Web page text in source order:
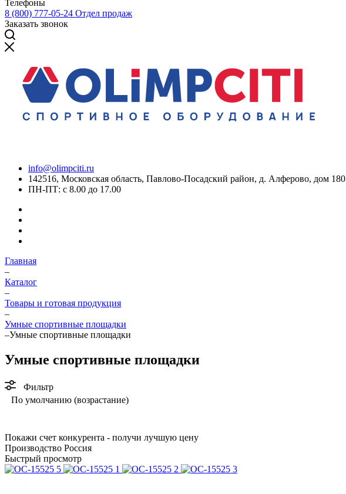
Телефоны
8 (800) 777-05-24 Отдел продаж
Заказать звонок
info@olimpciti.ru
142516, Московская область, Павлово-Посадский район, д. Алферово, дом 180
ПН-ПТ: с 8.00 до 17.00
Главная
–
Каталог
–
Товары и готовая продукция
–
Умные спортивные площадки
–Умные спортивные площадки
Умные спортивные площадки
Фильтр
По умолчанию (возрастание)
Покажи счет конкурента - получи лучшую цену
Производство Россия
Быстрый просмотр